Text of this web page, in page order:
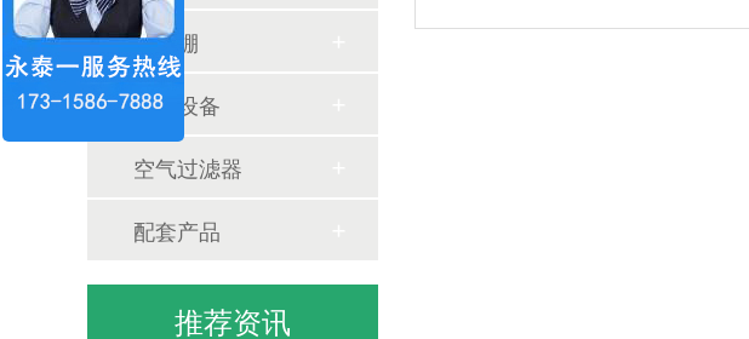
洁净棚
净化设备
空气过滤器
配套产品
推荐资讯
洁净棚方案与案例
2025永泰一年会盛典